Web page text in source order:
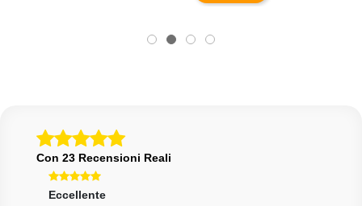
Con 23 Recensioni Reali
Eccellente